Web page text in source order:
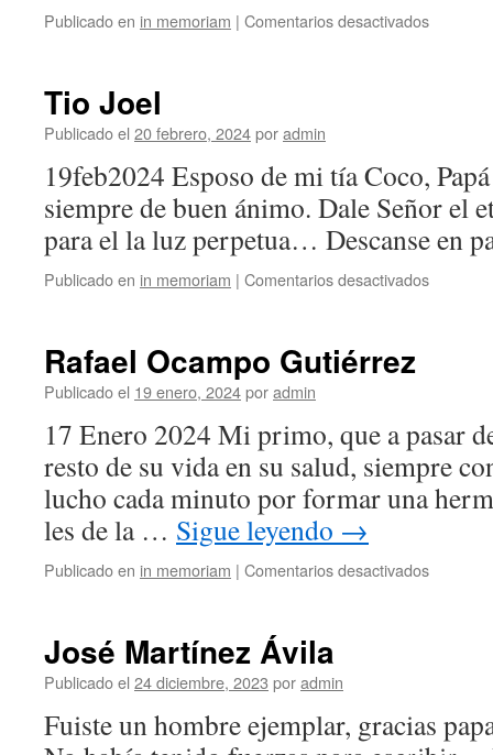
Publicado en in memoriam | Comentarios desactivadosen
Tio Joel
Publicado el 20 febrero, 2024poradmin
19feb2024 Esposo de mi tía Coco,
siempre de buen ánimo. Dale Señor el
para el la luz perpetua… Descanse en
Publicado en in memoriam | Comentarios desactivadosen
Rafael Ocampo Gutiérrez
Publicado el 19 enero, 2024poradmin
17 Enero 2024 Mi primo, que a pasar
resto de su vida en su salud, siempre
lucho cada minuto por formar una
les de la … Sigue leyendo →
Publicado en in memoriam | Comentarios desactivadosen
José Martínez Ávila
Publicado el 24 diciembre, 2023 poradmin
Fuiste un hombre ejemplar, gracias